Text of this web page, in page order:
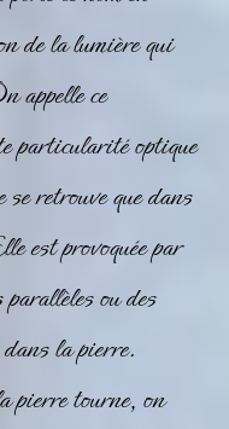
de la lumière qui
appelle ce
particularité optique
retrouve que dans
est provoquée par
ou des
la pierre.
pierre tourne, on